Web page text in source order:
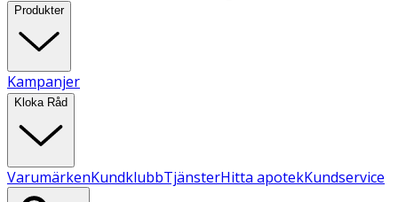
Produkter
Kampanjer
Kloka Råd
VarumärkenKundklubbTjänsterHitta apotekKundservice